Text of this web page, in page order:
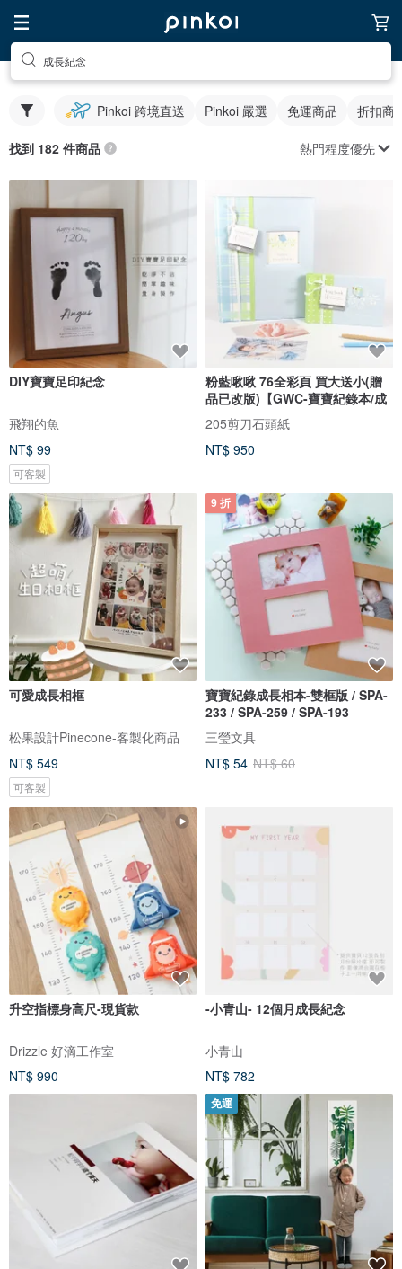
成長紀念
Pinkoi 跨境直送 Pinkoi 嚴選 免運商品 折扣商
找到 182 件商品 熱門程度優先
DIY寶寶足印紀念
飛翔的魚
NT$ 99
可客製
粉藍啾啾 76全彩頁 買大送小(贈
品已改版)【GWC-寶寶紀錄本/成
205剪刀石頭紙
NT$ 950
可愛成長相框
松果設計Pinecone-客製化商品
NT$ 549
可客製
9 折
寶寶紀錄成長相本-雙框版 / SPA-
233 / SPA-259 / SPA-193
三瑩文具
NT$ 54 NT$ 60
升空指標身高尺-現貨款
Drizzle 好滴工作室
NT$ 990
-小青山- 12個月成長紀念
小青山
NT$ 782
免運